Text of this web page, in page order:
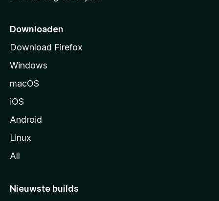
p
g
i
Downloaden
Download Firefox
Windows
macOS
iOS
Android
Linux
All
Nieuwste builds